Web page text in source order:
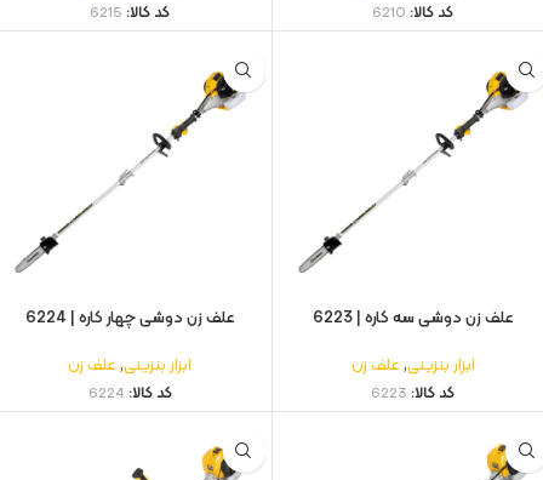
کد کالا: 6210 کد کالا: 6215
علف زن دوشی سه کاره | 6223
ابزار بنزینی,علف زن
کد کالا: 6223
علف زن دوشی چهار کاره | 6224
ابزار بنزینی,علف زن
کد کالا: 6224